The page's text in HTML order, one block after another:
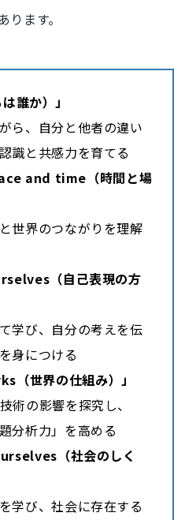
ます。
誰か）」
ら、自分と他者の違い
識と共感力を育てる
and time（時間と場
世界のつながりを理解
（自己表現の方
学び、自分の考えを伝
身につける
世界の仕組み）」
術の影響を探究し、
分析力」を高める
（社会のしく
学び、社会に存在する